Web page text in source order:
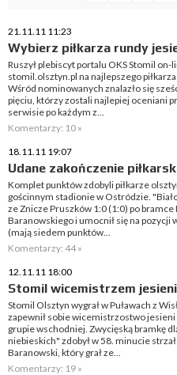
21.11.11 11:23
Wybierz piłkarza rundy
Ruszył plebiscyt portalu OKS Stomil on-
stomil.olsztyn.pl na najlepszego
Wśród nominowanych znalazło się
pięciu, którzy zostali najlepiej oceniani
serwisie po każdym z...
Komentarzy: 10 »
18.11.11 19:07
Udane zakończenie
Komplet punktów zdobyli piłkarze
gościnnym stadionie w Ostródzie.
ze Znicze Pruszków 1:0 (1:0) po bramce
Baranowskiego i umocnił się na pozycji
(mają siedem punktów...
Komentarzy: 44 »
12.11.11 18:00
Stomil wicemistrzem
Stomil Olsztyn wygrał w Puławach z
zapewnił sobie wicemistrzostwo
grupie wschodniej. Zwycięską bramkę
niebieskich" zdobył w 58. minucie
Baranowski, który grał ze...
Komentarzy: 19 »